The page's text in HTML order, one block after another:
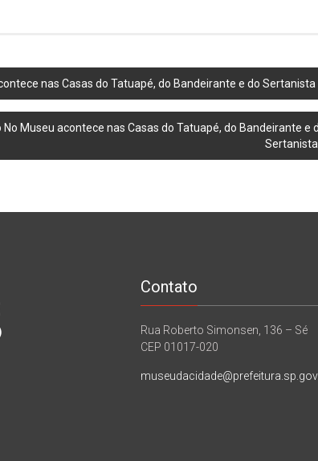
nas Casas do Tatuapé, do Bandeirante e do Sertanista
Museu acontece nas Casas do Tatuapé, do Bandeirante e
Sertanista
Contato
Rua Roberto Simonsen, 136 – Sé
CEP 01017-020